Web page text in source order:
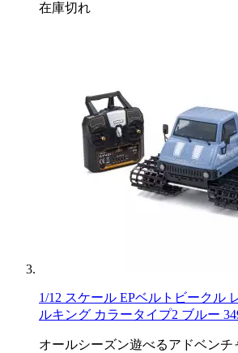
在庫切れ
1/12 スケール EPベルトビークル
ルキング カラータイプ2 ブルー
オールシーズン遊べるアドベン